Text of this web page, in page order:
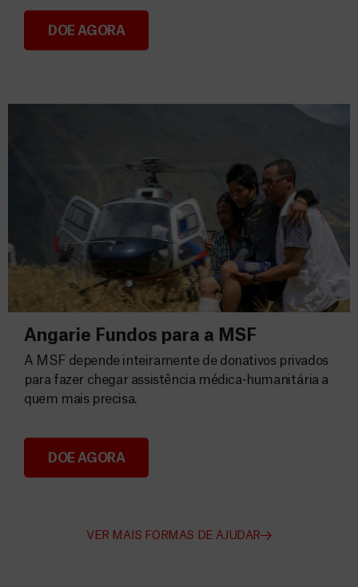
Consignação do IRS 2026
DOE AGORA
Angarie Fundos para a MSF
Angarie Fundos para a MSF
A MSF depende inteiramente de donativos privados
para fazer chegar assistência médica-humanitária a
quem mais precisa.
DOE AGORA
VER MAIS FORMAS DE AJUDAR